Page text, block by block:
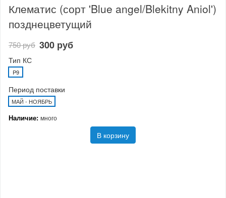
Клематис (сорт 'Blue angel/Blekitny Aniol')
позднецветущий
750 руб 300 руб
Тип КС
P9
Период поставки
МАЙ - НОЯБРЬ
Наличие: много
В корзину